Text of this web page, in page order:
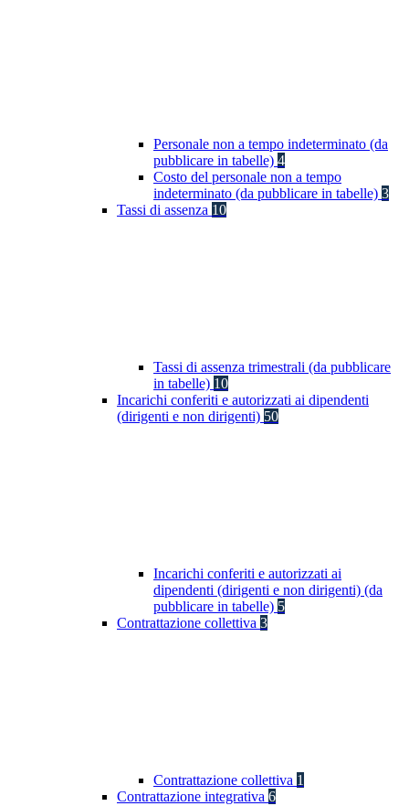
Personale non a tempo indeterminato (da
pubblicare in tabelle) 4
Costo del personale non a tempo
indeterminato (da pubblicare in tabelle) 3
Tassi di assenza 10
Tassi di assenza trimestrali (da pubblicare
in tabelle) 10
Incarichi conferiti e autorizzati ai dipendenti
(dirigenti e non dirigenti) 50
Incarichi conferiti e autorizzati ai
dipendenti (dirigenti e non dirigenti) (da
pubblicare in tabelle) 5
Contrattazione collettiva 3
Contrattazione collettiva 1
Contrattazione integrativa 6